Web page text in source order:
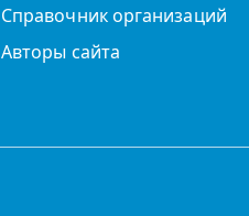
Справочник организаций
Авторы сайта